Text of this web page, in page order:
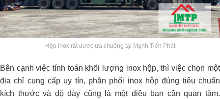
Hộp inox rất được ưa chuộng tại Mạnh Tiến Phát
Bên cạnh việc tính toán khối lượng inox hộp, thì việc chọn một
địa chỉ cung cấp uy tín, phân phối inox hộp đúng tiêu chuẩn
kích thước và độ dày cũng là một điều bạn cần quan tâm.